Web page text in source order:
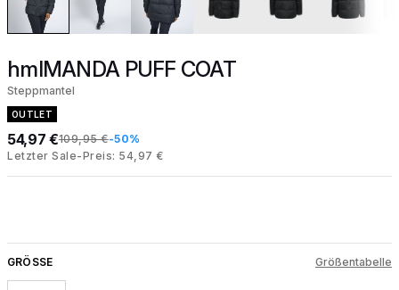
hmlMANDA PUFF COAT
Steppmantel
OUTLET
54,97 €109,95 €-50%
Letzter Sale-Preis: 54,97 €
GRÖSSE Größentabelle